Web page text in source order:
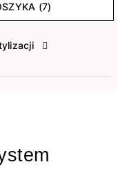
(7)